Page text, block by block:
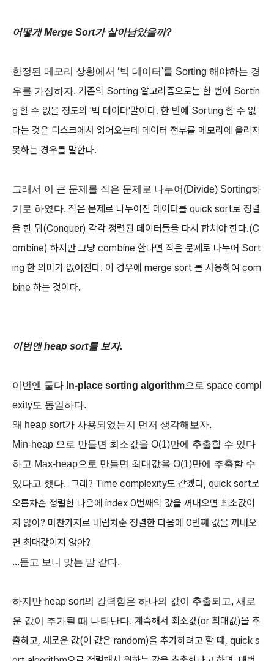
어떻게 Merge Sort가 살아남았을까?
한정된 메모리 상황에서 ‘빅 데이터'를 Sorting 해야하는 경
우를 가정하자. 기존의 Sorting 알고리즘으로는 한 번에 Sortin
g 할 수 없을 정도의 '빅 데이터'말이다. 한 번에 Sorting 할 수 없
다는 것은 디스크에서 읽어오는데 데이터 전부를 메모리에 올리지
못하는 경우를 말한다.
그래서 이 큰 문제를 작은 문제로 나누어(Divide) Sorting하
기로 하였다. 작은 문제로 나누어진 데이터를 quick sort로 정렬
을 한 뒤(Conquer) 각각 정렬된 데이터들을 다시 합쳐야 한다.(C
ombine) 하지만 그냥 combine 한다면 작은 문제로 나누어 Sort
ing 한 의미가 없어진다. 이 경우에 merge sort 를 사용하여 com
bine 하는 것이다.
이번엔 heap sort를 보자.
이번엔 둘다 In-place sorting algorithm으로 space compl
exity도 동일하다.
왜 heap sort가 사용되었는지 먼저 생각해보자.
Min-heap 으로 만들면 최소값을 O(1)만에 추출할 수 있다
하고 Max-heap으로 만들면 최대값을 O(1)만에 추출할 수
있다고 했다. 그래? Time complexity도 같겠다, quick sort로
오름차순 정렬한 다음에 index 0번째의 값을 꺼내오면 최소값이
지 않아? 마찬가지로 내림차순 정렬한 다음에 0번째 값을 꺼내오
면 최대값이지 않아?
...듣고 보니 맞는 말 같다.
하지만 heap sort의 강력함은 하나의 값이 추출되고, 새로
운 값이 추가될 때 나타난다. 계속해서 최소값(or 최대값)을 추
출하고, 새로운 값(이 값은 random)을 추가하려고 할 때, quick s